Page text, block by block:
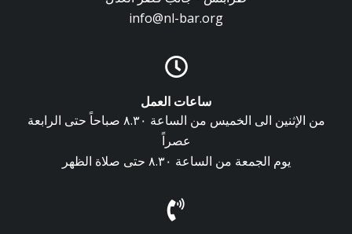
info@nl-bar.org
ساعات العمل
من الإثنين الى الخميس من الساعة ٨.٣٠ صباحاً حتى الرابعة
عصراً
يوم الجمعة من الساعة ٨.٣٠ حتى صلاة الظهر